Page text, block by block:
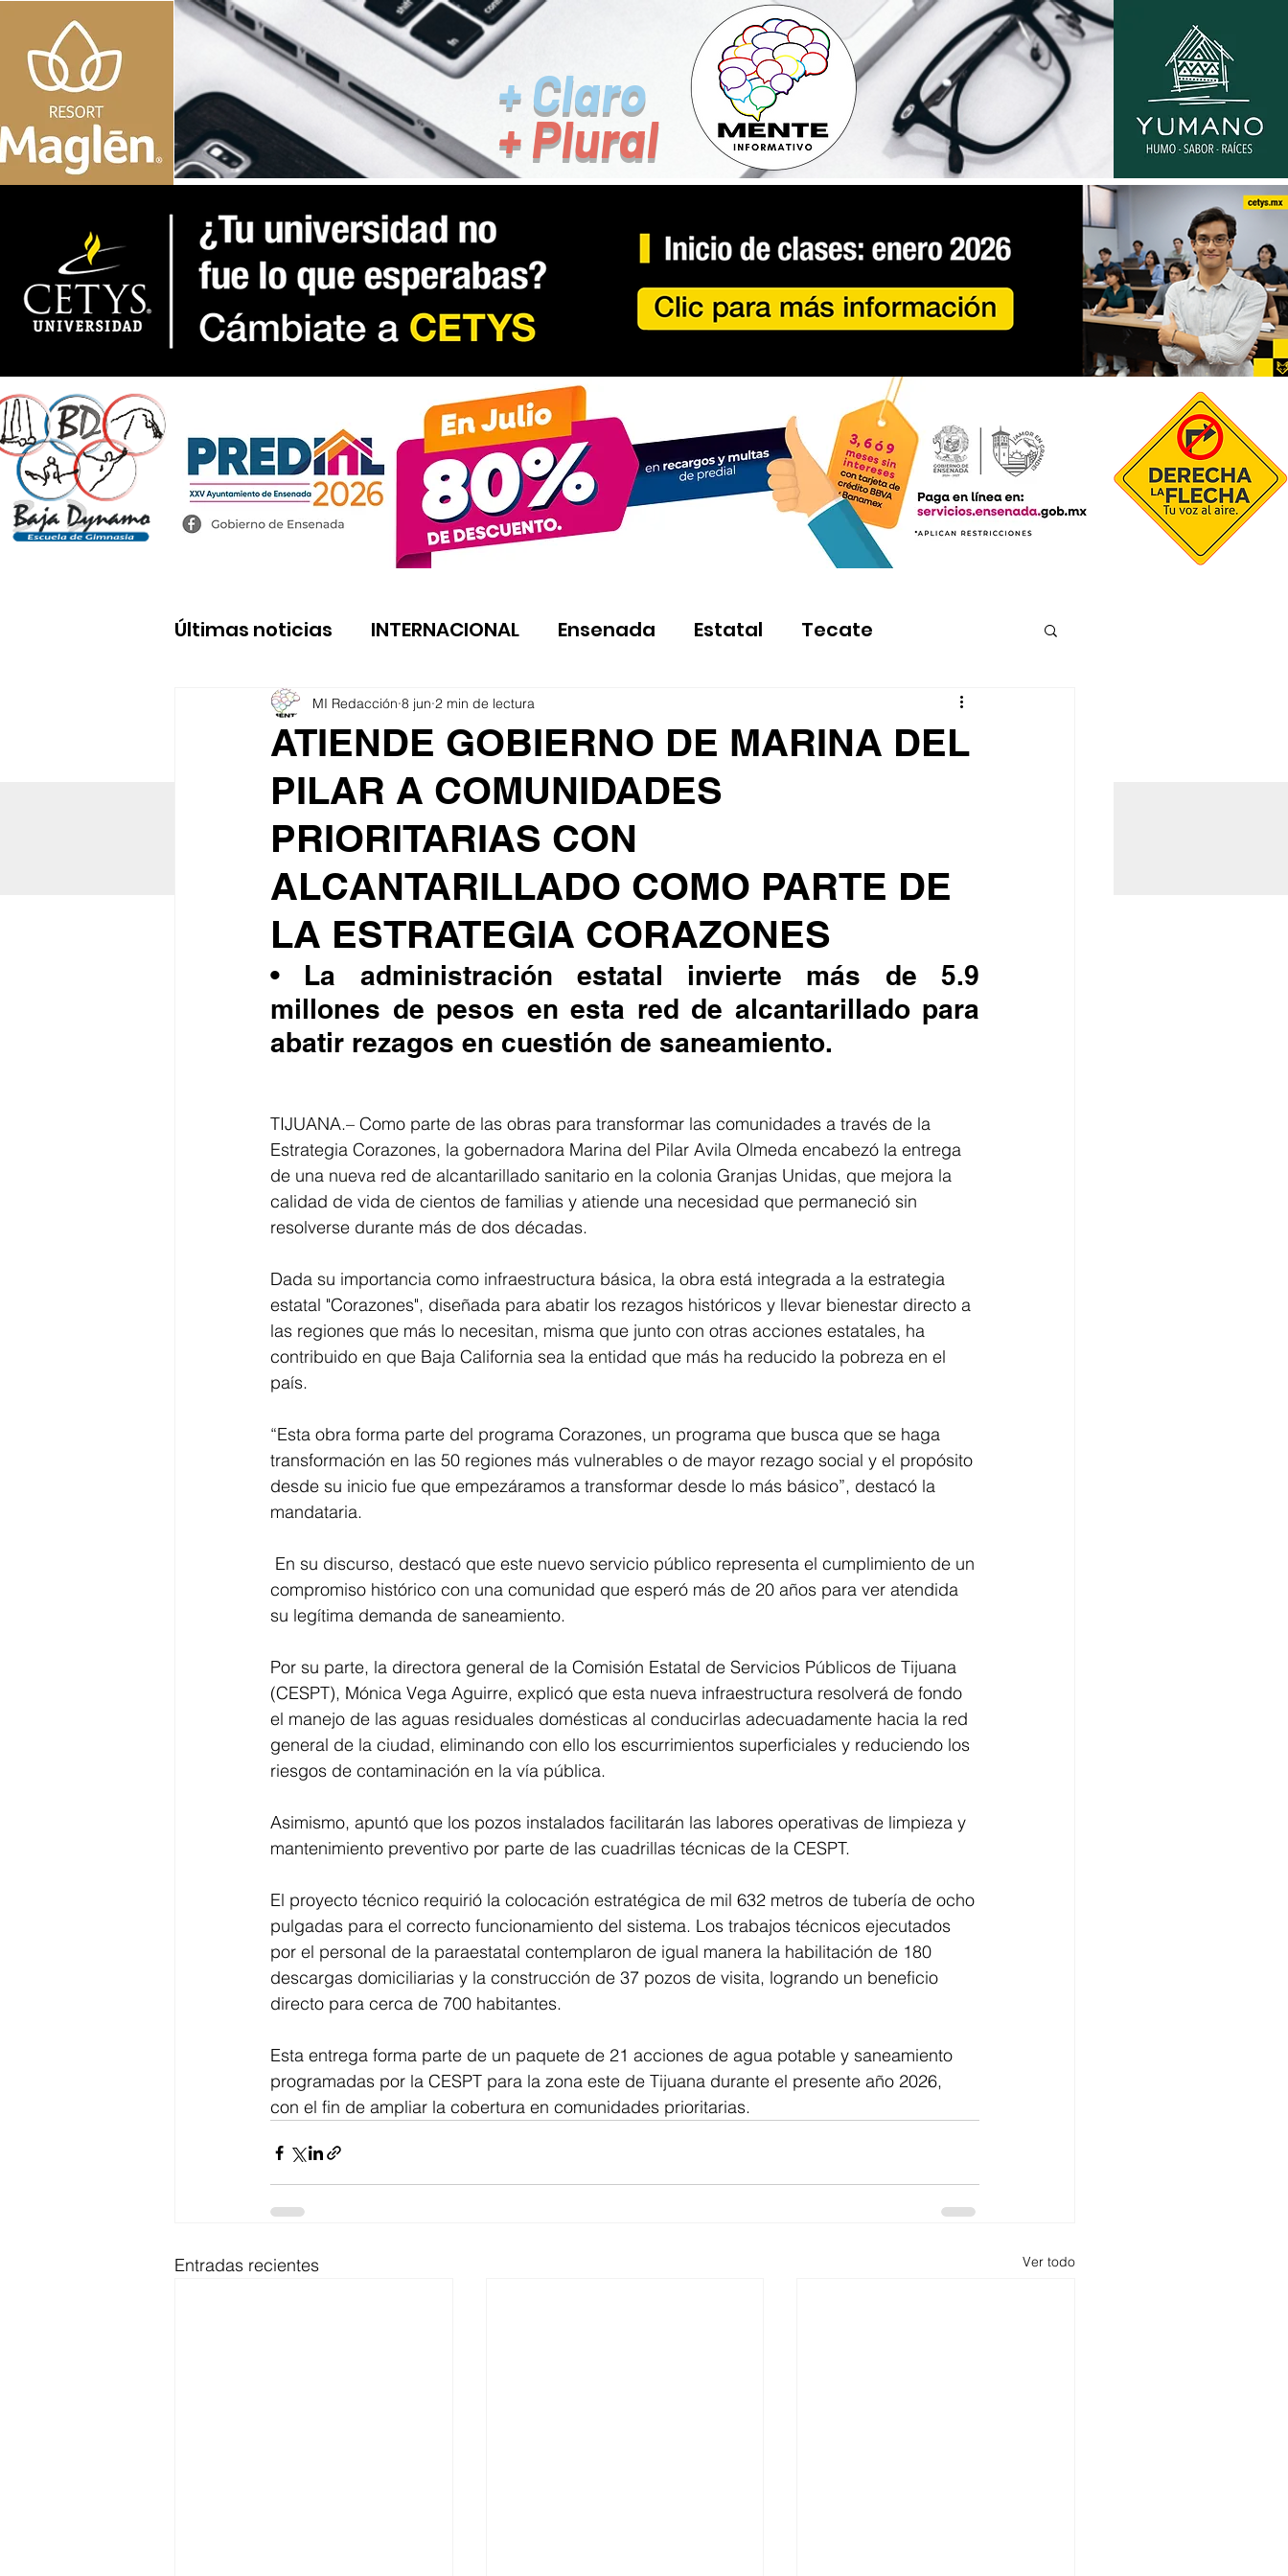
+ Claro
+ Plural
Últimas noticias INTERNACIONAL Ensenada Estatal Tecate
ATIENDE GOBIERNO DE MARINA DEL
PILAR A COMUNIDADES
PRIORITARIAS CON
ALCANTARILLADO COMO PARTE DE
LA ESTRATEGIA CORAZONES
MI Redacción 8 jun 2 min de lectura
• La administración estatal invierte más de 5.9
millones de pesos en esta red de alcantarillado para
abatir rezagos en cuestión de saneamiento.
TIJUANA.– Como parte de las obras para transformar las comunidades a través de la
Estrategia Corazones, la gobernadora Marina del Pilar Avila Olmeda encabezó la entrega
de una nueva red de alcantarillado sanitario en la colonia Granjas Unidas, que mejora la
calidad de vida de cientos de familias y atiende una necesidad que permaneció sin
resolverse durante más de dos décadas.
Dada su importancia como infraestructura básica, la obra está integrada a la estrategia
estatal "Corazones", diseñada para abatir los rezagos históricos y llevar bienestar directo a
las regiones que más lo necesitan, misma que junto con otras acciones estatales, ha
contribuido en que Baja California sea la entidad que más ha reducido la pobreza en el
país.
“Esta obra forma parte del programa Corazones, un programa que busca que se haga
transformación en las 50 regiones más vulnerables o de mayor rezago social y el propósito
desde su inicio fue que empezáramos a transformar desde lo más básico”, destacó la
mandataria.
compromiso histórico con una comunidad que esperó más de 20 años para ver atendida
su legítima demanda de saneamiento.
Por su parte, la directora general de la Comisión Estatal de Servicios Públicos de Tijuana
(CESPT), Mónica Vega Aguirre, explicó que esta nueva infraestructura resolverá de fondo
el manejo de las aguas residuales domésticas al conducirlas adecuadamente hacia la red
general de la ciudad, eliminando con ello los escurrimientos superficiales y reduciendo los
riesgos de contaminación en la vía pública.
Asimismo, apuntó que los pozos instalados facilitarán las labores operativas de limpieza y
mantenimiento preventivo por parte de las cuadrillas técnicas de la CESPT.
El proyecto técnico requirió la colocación estratégica de mil 632 metros de tubería de ocho
pulgadas para el correcto funcionamiento del sistema. Los trabajos técnicos ejecutados
por el personal de la paraestatal contemplaron de igual manera la habilitación de 180
descargas domiciliarias y la construcción de 37 pozos de visita, logrando un beneficio
directo para cerca de 700 habitantes.
Esta entrega forma parte de un paquete de 21 acciones de agua potable y saneamiento
programadas por la CESPT para la zona este de Tijuana durante el presente año 2026,
con el fin de ampliar la cobertura en comunidades prioritarias.
Entradas recientes Ver todo